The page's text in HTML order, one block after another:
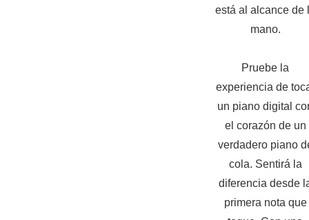
está al alcance de
mano.
Pruebe la
experiencia de
un piano digital
el corazón de un
verdadero piano
cola. Sentirá la
diferencia desde
primera nota que